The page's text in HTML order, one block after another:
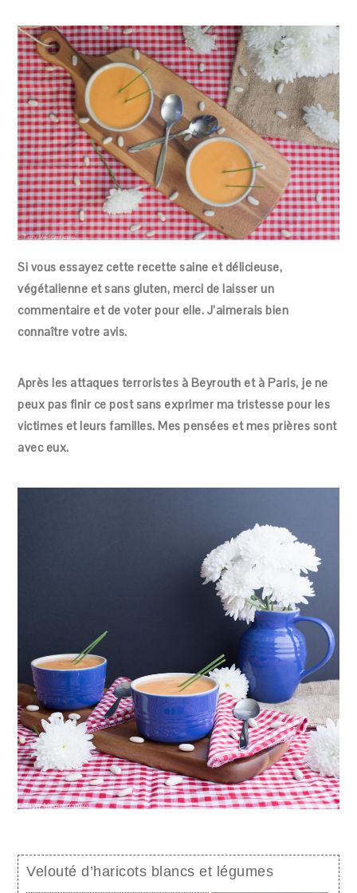
Si vous essayez cette recette saine et délicieuse,
végétalienne et sans gluten, merci de laisser un
commentaire et de voter pour elle. J’aimerais bien
connaître votre avis.
Après les attaques terroristes à Beyrouth et à Paris, je ne
peux pas finir ce post sans exprimer ma tristesse pour les
victimes et leurs familles. Mes pensées et mes prières sont
avec eux.
Velouté d’haricots blancs et légumes